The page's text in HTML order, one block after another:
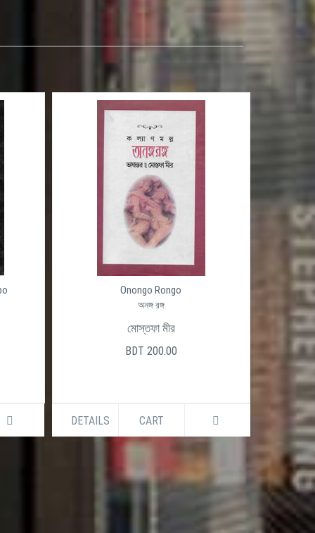
Onongo Rongo
অনঙ্গ রঙ্গ
মোস্তফা মীর
BDT 200.00
DETAILS CART DETAILS